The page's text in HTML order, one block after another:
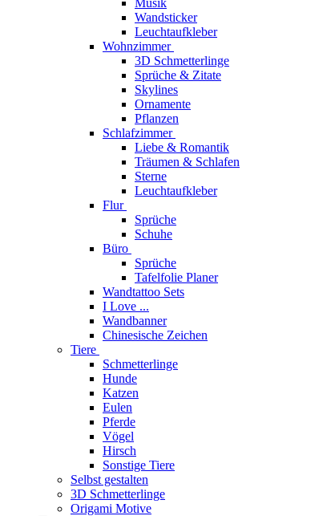
Musik
Wandsticker
Leuchtaufkleber
Wohnzimmer
3D Schmetterlinge
Sprüche & Zitate
Skylines
Ornamente
Pflanzen
Schlafzimmer
Liebe & Romantik
Träumen & Schlafen
Sterne
Leuchtaufkleber
Flur
Sprüche
Schuhe
Büro
Sprüche
Tafelfolie Planer
Wandtattoo Sets
I Love ...
Wandbanner
Chinesische Zeichen
Tiere
Schmetterlinge
Hunde
Katzen
Eulen
Pferde
Vögel
Hirsch
Sonstige Tiere
Selbst gestalten
3D Schmetterlinge
Origami Motive